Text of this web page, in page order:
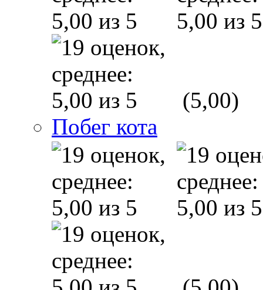
(5,00)
Побег кота